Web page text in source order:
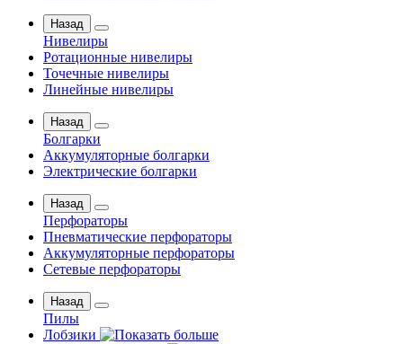
Назад
Нивелиры
Ротационные нивелиры
Точечные нивелиры
Линейные нивелиры
Назад
Болгарки
Аккумуляторные болгарки
Электрические болгарки
Назад
Перфораторы
Пневматические перфораторы
Аккумуляторные перфораторы
Сетевые перфораторы
Назад
Пилы
Лобзики